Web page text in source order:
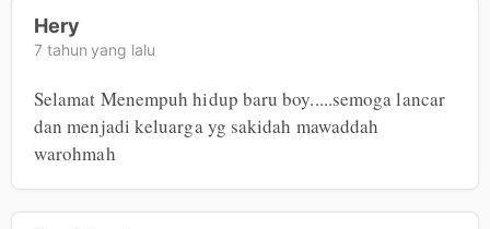
Hery
7 tahun yang lalu
Selamat Menempuh hidup baru boy.....semoga lancar
dan menjadi keluarga yg sakidah mawaddah
warohmah